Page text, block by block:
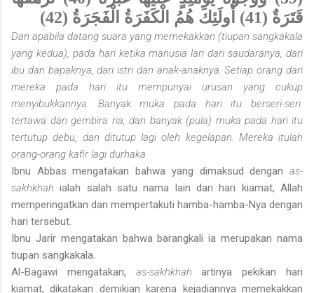
قَتَرَةٌ (41) أُولَئِكَ هُمُ الْكَفَرَةُ الْفَجَرَةُ (42)
Dan apabila datang suara yang memekakkan (tiupan sangkakala
yang kedua), pada hari ketika manusia lari dari saudaranya, dari
ibu dan bapaknya, dari istri dan anak-anaknya. Setiap orang dari
mereka pada hari itu mempunyai urusan yang cukup
menyibukkannya. Banyak muka pada hari itu berseri-seri.
tertawa dan gembira ria, dan banyak (pula) muka pada hari itu
tertutup debu, dan ditutup lagi oleh kegelapan. Mereka itulah
orang-orang kafir lagi durhaka.
Ibnu Abbas mengatakan bahwa yang dimaksud dengan as-
sakhkhah ialah salah satu nama lain dari hari kiamat, Allah
memperingatkan dan mempertakuti hamba-hamba-Nya dengan
hari tersebut.
Ibnu Jarir mengatakan bahwa barangkali ia merupakan nama
tiupan sangkakala.
Al-Bagawi mengatakan, as-sakhkhah artinya pekikan hari
kiamat, dikatakan demikian karena kejadiannya memekakkan